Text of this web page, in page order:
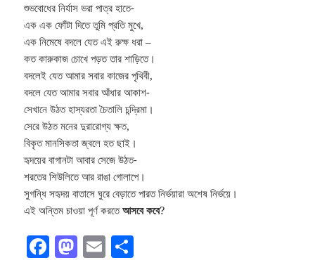
শুভবোধের নির্যাস ভরা পাত্র হাতে-
এক এক ফোঁটা দিতে তুমি প্রতি মুখে,
এক নিমেষে বদলে যেত এই রুক্ষ ধরা –
কত কারুকাজ চোখে পড়ত তার শাড়িতে।
বদলেই যেত আমার সবার কাজের পৃথিবী,
বদলে যেত আমার সবার আঁধার আকাশ-
সেখানে উঠত হাস্যরতা চৈতালি চন্দ্রিমা।
সেরে উঠত মনের দুরারোগ্য ক্ষত,
বিকৃত মানসিকতা জ্বলে হত ছাই।
হৃদয়ের বাগানটা আবার সেজে উঠত-
শরতের শিউলিতে আর রাঙা গোলাপে।
সুগন্ধি সহৃদয় বাতাসে ঘুরে বেড়াতে পারত নির্ভয়ারা অশেষ নির্ভয়ে।
এই অন্তিম চাওয়া পূর্ণ করতেআসবে কবে?
F M E